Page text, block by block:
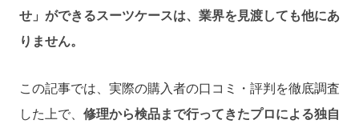
せ」ができるスーツケースは、業界を見渡しても他にあ
りません。
この記事では、実際の購入者の口コミ・評判を徹底調査
した上で、 修理から検品まで行ってきたプロによる独自